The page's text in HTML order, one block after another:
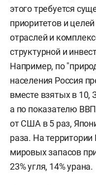
этого требуется
приоритетов и
отраслей и
структурной и
Например, по
населения Россия
вместе взятых в 10,
а по показателю
от США в 5 раз,
раза. На территории
мировых запасов
23% угля, 14% урана.